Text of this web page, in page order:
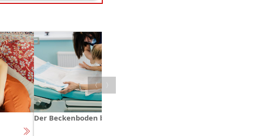
Der Beckenboden bei der Geburt
〈 〉